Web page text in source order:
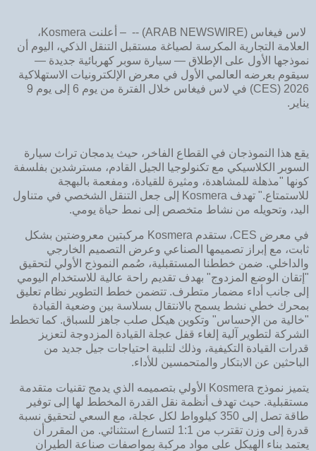
‌لاس فيغاس (ARAB NEWSWIRE) -- – أعلنت ‌Kosmera‌،
العلامة التجارية المكرسة لصياغة مستقبل التنقل الذكي، اليوم أن
نموذجها الأول على الإطلاق — سيارة سوبر كهربائية جديدة —
سيقوم بعرضه العالمي الأول في معرض الإلكترونيات الاستهلاكية
2026 (CES) في لاس فيغاس خلال الفترة من يوم 6 إلى يوم 9
يناير.
يقع هذا النموذجان في القطاع الفاخر، حيث يدمجان تراث سيارة
السوبر الكلاسيكي مع تكنولوجيا الجيل القادم، مسترشدين بفلسفة
كونها "مذهلة للمشاهدة، ومثيرة للقيادة، ومفعمة بالبهجة
للاستمتاع." تهدف Kosmera إلى جعل التنقل الشخصي في متناول
اليد، وتحويله من نشاط متخصص إلى نمط حياة يومي.
في معرض CES، ستقدم Kosmera مركبتين معروضتين بشكل
ثابت، مع إبراز تصميمها الصناعي وعرض التصميم الخارجي
والداخلي. ضمن خططنا المستقبلية، صُمم النموذج الأولي لتحقيق
"إتقان الوضع المزدوج" بهدف تقديم راحة عالية للاستخدام اليومي
إلى جانب أداء مضمار متطرف. تتضمن خطط التطوير نظام تعليق
بمحرك خطي نشط يسمح بالانتقال بسلاسة بين وضعية القيادة
"خالية من الإحساس" وتكوين هيكل صلب جاهز للسباق. كما تخطط
الشركة لتطوير آلية إلغاء قفل عجلة القيادة المزدوجة لتعزيز
قدرات القيادة التكيفية، وذلك لتلبية احتياجات جيل جديد من
الباحثين عن الابتكار والمتحمسين للأداء.
يتميز نموذج Kosmera الأولي بتصميمه الذي يدمج تقنيات متقدمة
مستقبلية. حيث تهدف أنظمة نقل القدرة المخطط لها إلى توفير
طاقة تصل إلى 350 كيلوواط لكل عجلة، مع السعي لتحقيق نسبة
قدرة إلى وزن تقترب من 1:1 لتسارع استثنائي. من المقرر أن
يعتمد بناء الهيكل على مواد مركبة بمواصفات صناعة الطيران